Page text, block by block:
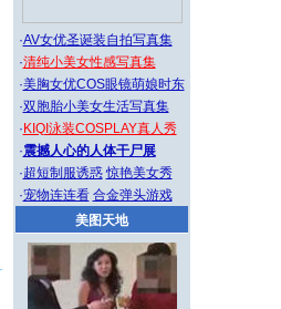
·AV女优圣诞装自拍写真集
·清纯小美女性感写真集
·美胸女优COS眼镜萌娘时东
·双胞胎小美女生活写真集
· KIQI泳装COSPLAY真人秀
·震撼人心的人体干尸展
·超短制服诱惑 惊艳美女秀
·宠物连连看 合金弹头游戏
美图天地